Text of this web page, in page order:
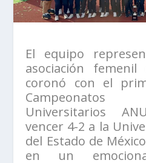
El equipo
asociación
coronó con el
Universitarios
vencer 4-2 a la
del Estado de
en un